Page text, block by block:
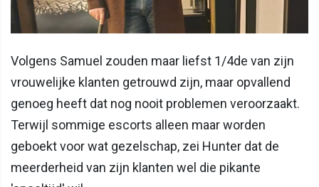
Volgens Samuel zouden maar liefst 1/4de van zijn
vrouwelijke klanten getrouwd zijn, maar opvallend
genoeg heeft dat nog nooit problemen veroorzaakt.
Terwijl sommige escorts alleen maar worden
geboekt voor wat gezelschap, zei Hunter dat de
meerderheid van zijn klanten wel die pikante